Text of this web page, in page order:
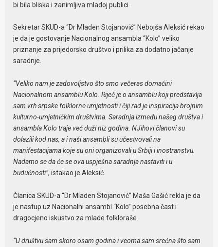
bi bila bliska i zanimljiva mladoj publici.
Sekretar SKUD-a “Dr Mladen Stojanović” Nebojša Aleksić rekao
je da je gostovanje Nacionalnog ansambla “Kolo” veliko
priznanje za prijedorsko društvo i prilika za dodatno jačanje
saradnje.
“Veliko nam je zadovoljstvo što smo večeras domaćini
Nacionalnom ansamblu Kolo. Riječ je o ansamblu koji predstavlja
sam vrh srpske folklorne umjetnosti i čiji rad je inspiracija brojnim
kulturno-umjetničkim društvima. Saradnja između našeg društva i
ansambla Kolo traje već duži niz godina. NJihovi članovi su
dolazili kod nas, a i naši ansambli su učestvovali na
manifestacijama koje su oni organizovali u Srbiji i inostranstvu.
Nadamo se da će se ova uspješna saradnja nastaviti i u
budućnosti”, istakao je Aleksić.
Članica SKUD-a “Dr Mladen Stojanović” Maša Gašić rekla je da
je nastup uz Nacionalni ansambl “Kolo” posebna čast i
dragocjeno iskustvo za mlade folkloraše.
“U društvu sam skoro osam godina i veoma sam srećna što sam